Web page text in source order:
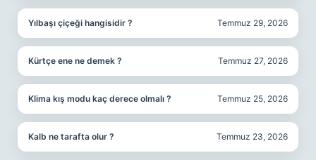
Yılbaşı çiçeği hangisidir ? Temmuz 29, 2026
Kürtçe ene ne demek ? Temmuz 27, 2026
Klima kış modu kaç derece olmalı ? Temmuz 25, 2026
Kalb ne tarafta olur ? Temmuz 23, 2026